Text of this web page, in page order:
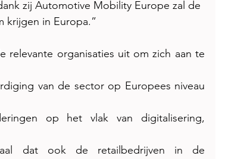
zij Automotive Mobility Europe zal de
krijgen in Europa.”
relevante organisaties uit om zich aan te
van de sector op Europees niveau
op het vlak van digitalisering,
dat ook de retailbedrijven in de